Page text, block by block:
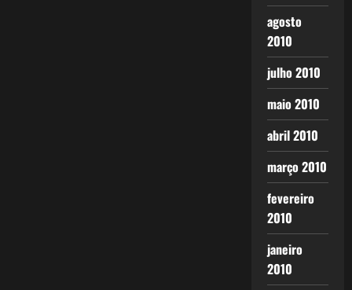
agosto
2010
julho 2010
maio 2010
abril 2010
março 2010
fevereiro
2010
janeiro
2010